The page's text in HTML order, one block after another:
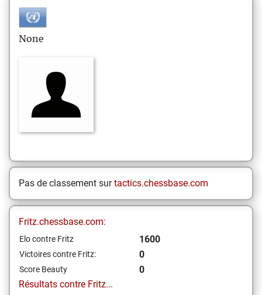
None
Pas de classement surtactics.chessbase.com
Fritz.chessbase.com:
Elo contre Fritz 1600
Victoires contre Fritz: 0
Score Beauty
0
Résultats contre Fritz...